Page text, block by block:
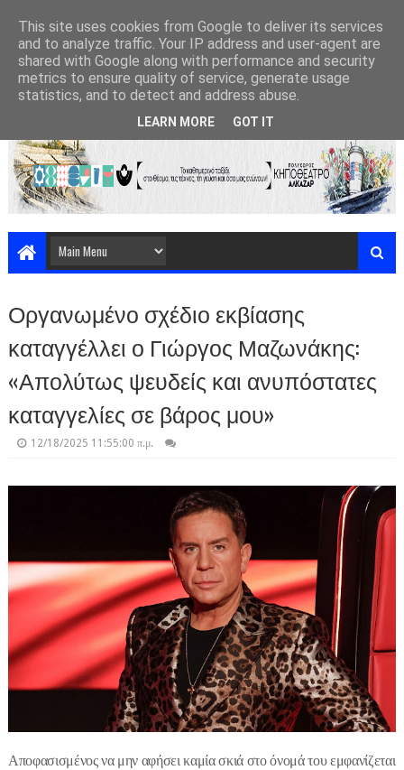
Οργανωμένο σχέδιο εκβίασης
καταγγέλλει ο Γιώργος Μαζωνάκης:
«Απολύτως ψευδείς και ανυπόστατες
καταγγελίες σε βάρος μου»
12/18/2025 11:55:00 π.μ.
Αποφασισμένος να μην αφήσει καμία σκιά στο όνομά του εμφανίζεται
This site uses cookies from Google to deliver its services
and to analyze traffic. Your IP address and user-agent are
shared with Google along with performance and security
metrics to ensure quality of service, generate usage
statistics, and to detect and address abuse.
LEARN MORE GOT IT